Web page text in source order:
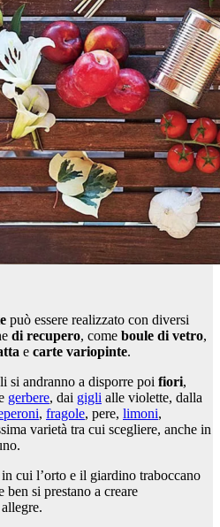
può essere realizzato con diversi
di recupero, come boule di vetro,
e carte variopinte.
si andranno a disporre poi fiori,
gerbere, dai gigli alle violette, dalla
, fragole, pere, limoni,
varietà tra cui scegliere, anche in
cui l’orto e il giardino traboccano
si prestano a creare